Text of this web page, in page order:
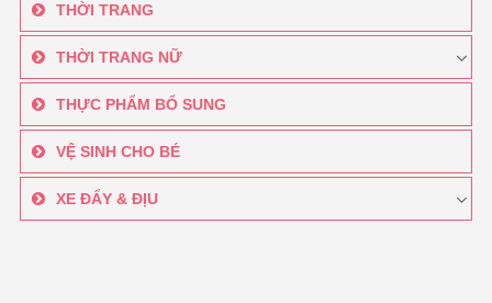
THỜI TRANG
THỜI TRANG NỮ
THỰC PHẨM BỔ SUNG
VỆ SINH CHO BÉ
XE ĐẨY & ĐỊU